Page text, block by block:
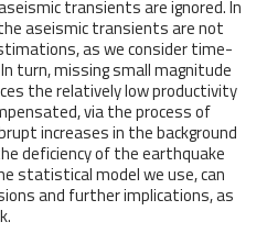
transients are ignored. In
aseismic transients are not
as we consider time-
turn, missing small magnitude
the relatively low productivity
via the process of
increases in the background
deficiency of the earthquake
statistical model we use, can
and further implications, as